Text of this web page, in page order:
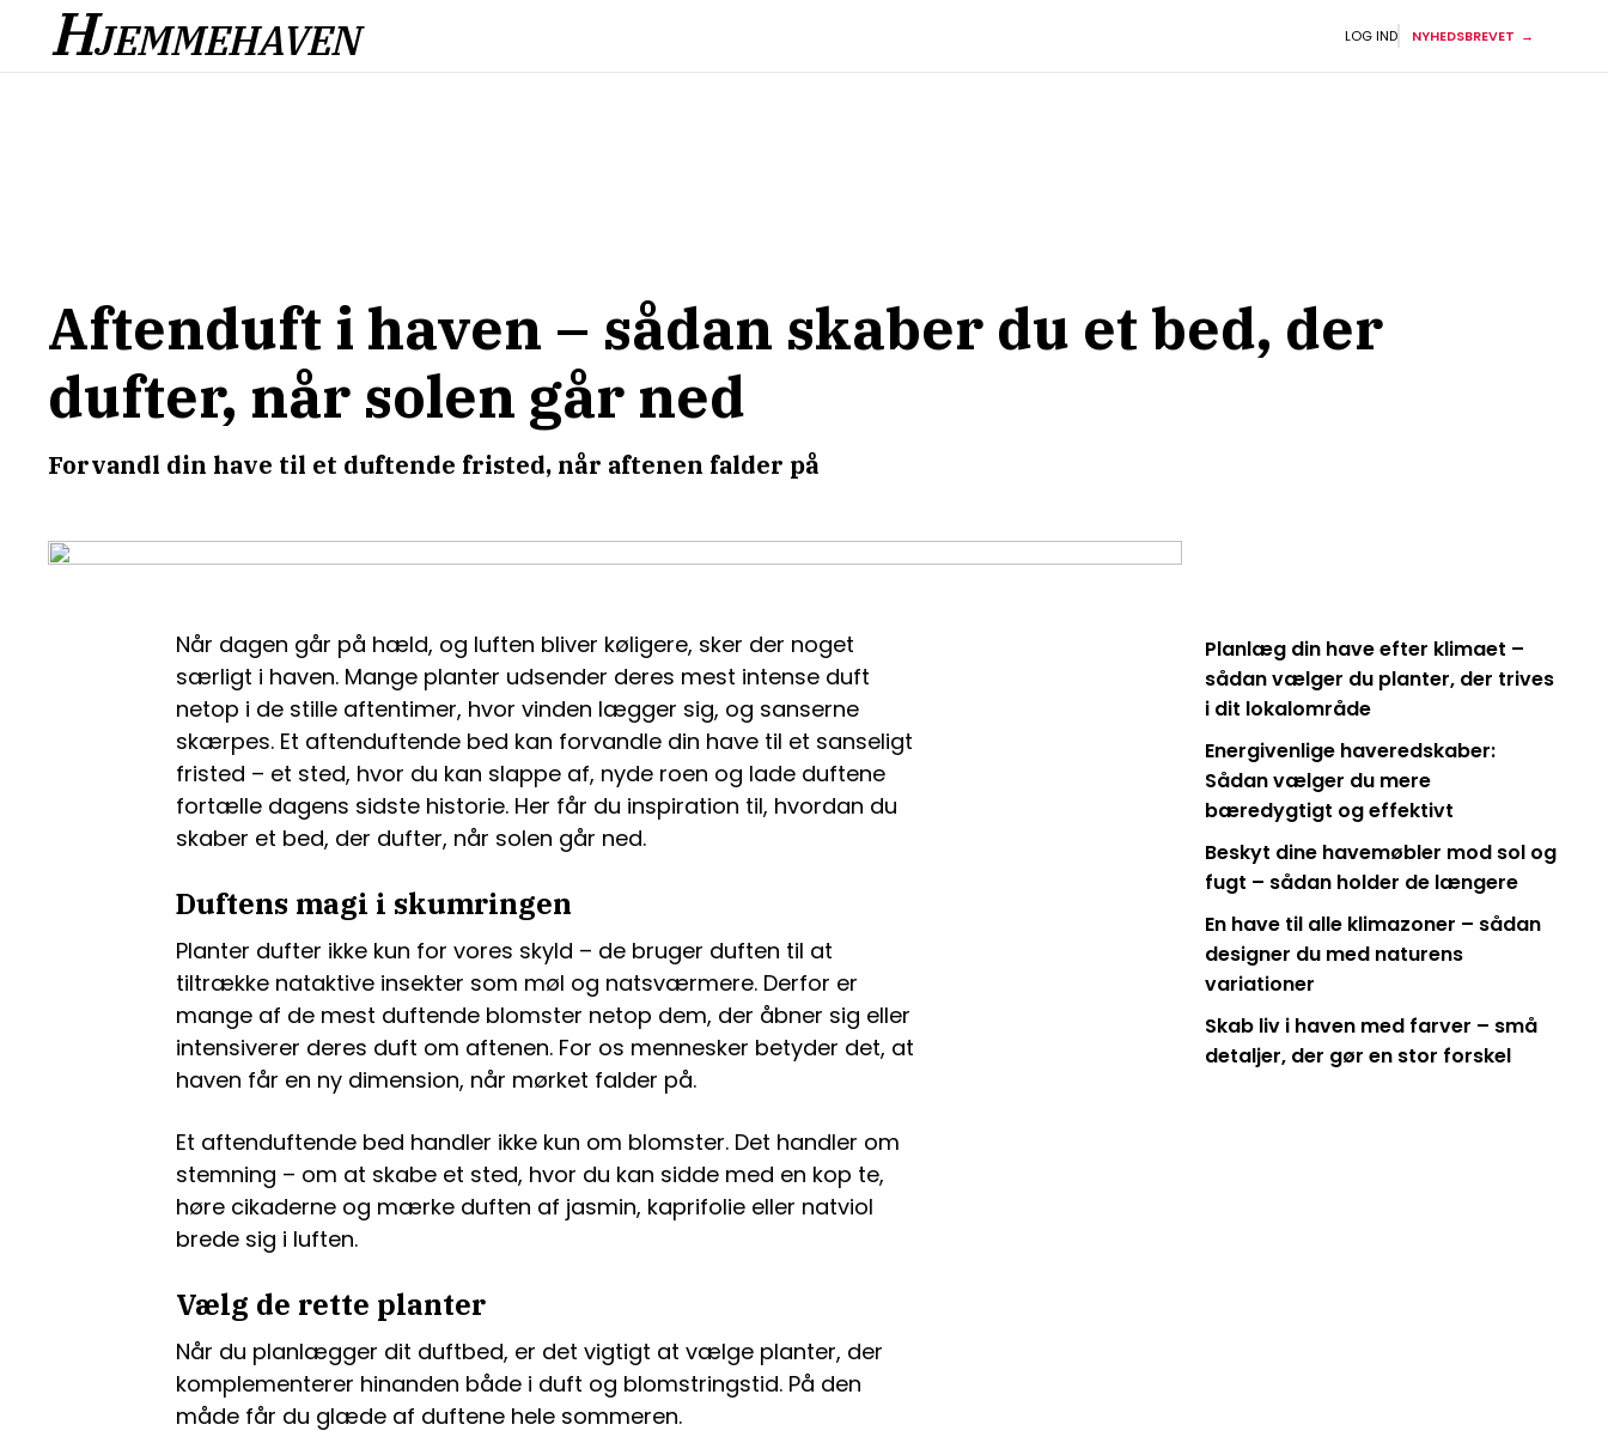
HJEMMEHAVEN LOG IND NYHEDSBREVET
Aftenduft i haven – sådan skaber du et bed, der
dufter, når solen går ned
Forvandl din have til et duftende fristed, når aftenen falder på
Når dagen går på hæld, og luften bliver køligere, sker der noget
særligt i haven. Mange planter udsender deres mest intense duft
netop i de stille aftentimer, hvor vinden lægger sig, og sanserne
skærpes. Et aftenduftende bed kan forvandle din have til et sanseligt
fristed – et sted, hvor du kan slappe af, nyde roen og lade duftene
fortælle dagens sidste historie. Her får du inspiration til, hvordan du
skaber et bed, der dufter, når solen går ned.
Duftens magi i skumringen
Planter dufter ikke kun for vores skyld – de bruger duften til at
tiltrække nataktive insekter som møl og natsværmere. Derfor er
mange af de mest duftende blomster netop dem, der åbner sig eller
intensiverer deres duft om aftenen. For os mennesker betyder det, at
haven får en ny dimension, når mørket falder på.
Et aftenduftende bed handler ikke kun om blomster. Det handler om
stemning – om at skabe et sted, hvor du kan sidde med en kop te,
høre cikaderne og mærke duften af jasmin, kaprifolie eller natviol
brede sig i luften.
Vælg de rette planter
Når du planlægger dit duftbed, er det vigtigt at vælge planter, der
komplementerer hinanden både i duft og blomstringstid. På den
måde får du glæde af duftene hele sommeren.
Planlæg din have efter klimaet –
sådan vælger du planter, der trives
i dit lokalområde
Energivenlige haveredskaber:
Sådan vælger du mere
bæredygtigt og effektivt
Beskyt dine havemøbler mod sol og
fugt – sådan holder de længere
En have til alle klimazoner – sådan
designer du med naturens
variationer
Skab liv i haven med farver – små
detaljer, der gør en stor forskel